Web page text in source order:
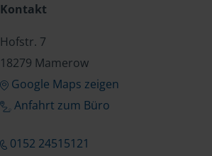
Kontakt
Hofstr. 7
18279 Mamerow
Google Maps zeigen
Anfahrt zum Büro
0152 24515121